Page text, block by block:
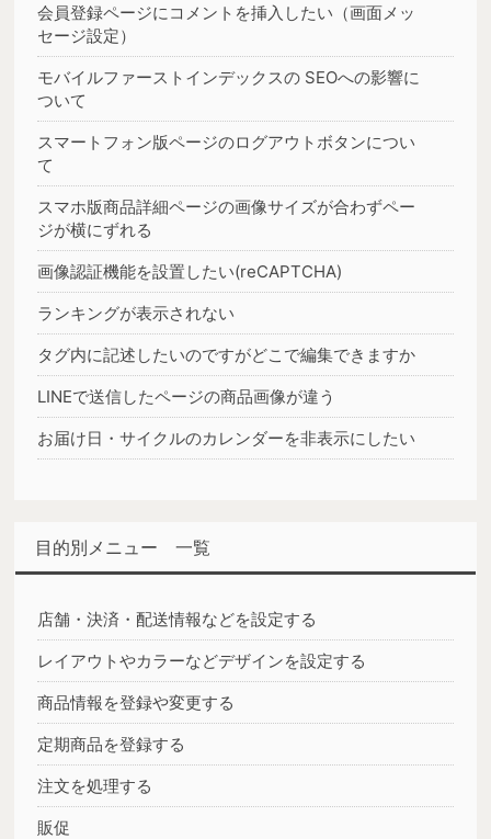
会員登録ページにコメントを挿入したい（画面メッ
セージ設定）
モバイルファーストインデックスの SEOへの影響に
ついて
スマートフォン版ページのログアウトボタンについ
て
スマホ版商品詳細ページの画像サイズが合わずペー
ジが横にずれる
画像認証機能を設置したい(reCAPTCHA)
ランキングが表示されない
タグ内に記述したいのですがどこで編集できますか
LINEで送信したページの商品画像が違う
お届け日・サイクルのカレンダーを非表示にしたい
目的別メニュー 一覧
店舗・決済・配送情報などを設定する
レイアウトやカラーなどデザインを設定する
商品情報を登録や変更する
定期商品を登録する
注文を処理する
販促